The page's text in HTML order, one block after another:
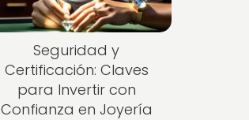
Seguridad y
Certificación: Claves
para Invertir con
Confianza en Joyería